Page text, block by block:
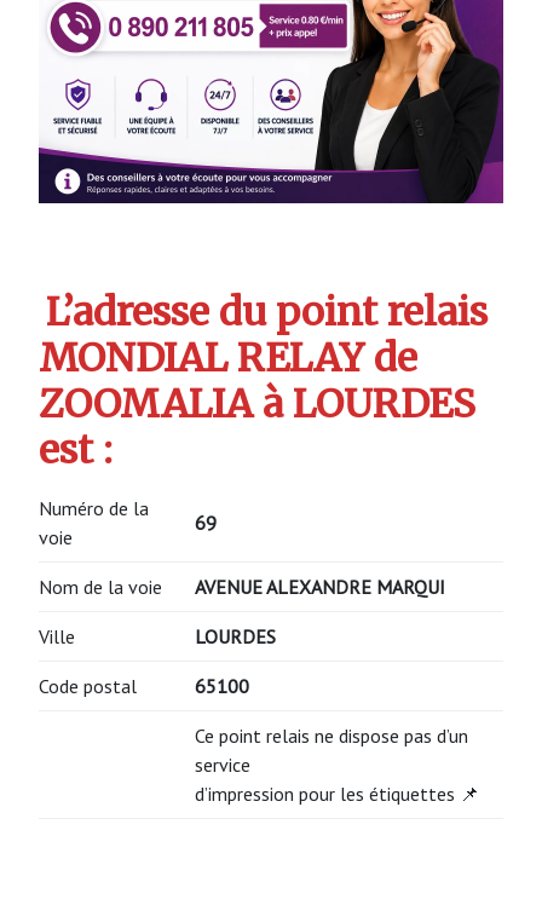
L’adresse du point relais
MONDIAL RELAY de
ZOOMALIA à LOURDES
est :
Numéro de la
voie
69
Nom de la voie AVENUE ALEXANDRE MARQUI
Ville LOURDES
Code postal 65100
Ce point relais ne dispose pas d’un
service
d’impression pour les étiquettes 📌